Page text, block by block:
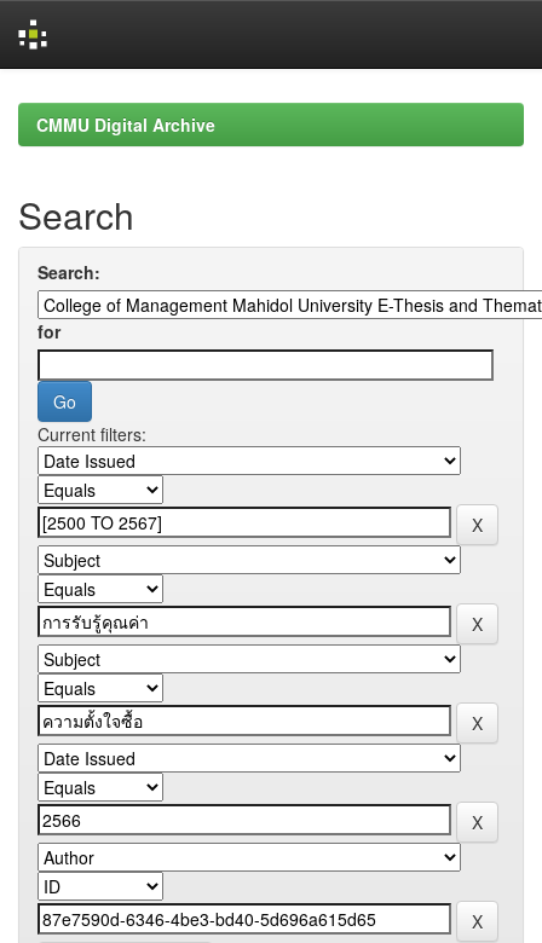
navigationCMMU Digital Archive
Search
Search:
for
Current filters: